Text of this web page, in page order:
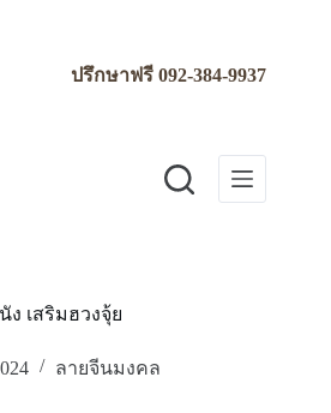
ปรึกษาฟรี092-384-9937
ง เสริมฮวงจุ้ย
ลายจีนมงคล